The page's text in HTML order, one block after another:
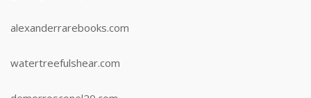
alexanderrarebooks.com
watertreefulshear.com